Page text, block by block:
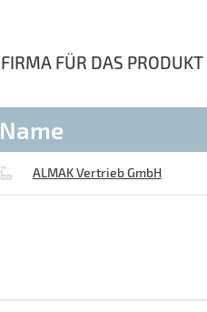
FIRMA FÜR DAS PRODUKT
Name
ALMAK Vertrieb GmbH